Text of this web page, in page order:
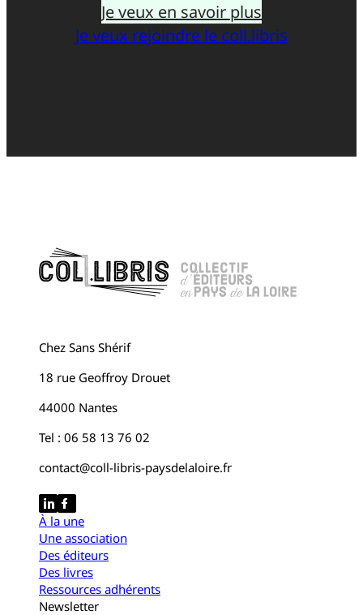
Je veux en savoir plus
Je veux rejoindre le coll.libris
Chez Sans Shérif
18 rue Geoffroy Drouet
44000 Nantes
Tel : 06 58 13 76 02
contact@coll-libris-paysdelaloire.fr
À la une
Une association
Des éditeurs
Des livres
Ressources adhérents
Newsletter